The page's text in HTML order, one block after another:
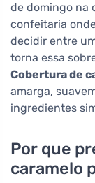
de domingo na
confeitaria
decidir entre
torna essa
Cobertura de
amarga,
ingredientes
Por que
caramelo